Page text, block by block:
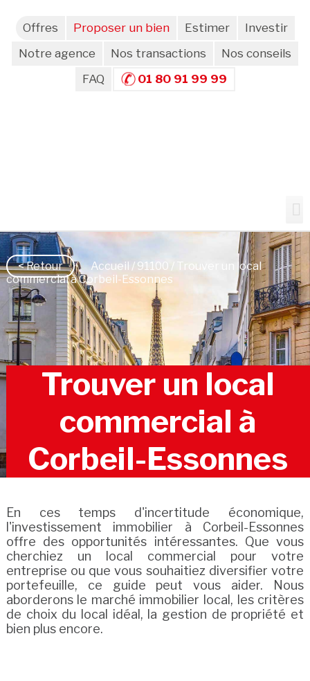
Offres Proposer un bien Estimer
Investir
Notre agence
Nos transactions
Nos conseils
FAQ
01 80 91 99 99
< Retour Accueil / 91100 / Trouver un local
commercial à Corbeil-Essonnes
Trouver un local
commercial à
Corbeil-Essonnes
En ces temps d'incertitude économique,
l'investissement immobilier à Corbeil-Essonnes
offre des opportunités intéressantes. Que vous
cherchiez un local commercial pour votre
entreprise ou que vous souhaitiez diversifier votre
portefeuille, ce guide peut vous aider. Nous
aborderons le marché immobilier local, les critères
de choix du local idéal, la gestion de propriété et
bien plus encore.